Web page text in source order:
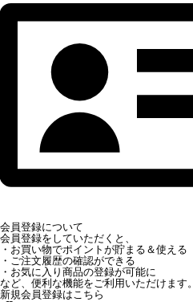
会員登録について
会員登録をしていただくと、
・お買い物でポイントが貯まる＆使える
・ご注文履歴の確認ができる
・お気に入り商品の登録が可能に
など、便利な機能をご利用いただけます。
新規会員登録はこちら